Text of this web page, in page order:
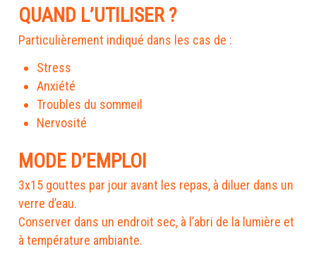
QUAND L’UTILISER ?
Particulièrement indiqué dans les cas de :
Stress
Anxiété
Troubles du sommeil
Nervosité
MODE D’EMPLOI
3x15 gouttes par jour avant les repas, à diluer dans un
verre d’eau.
Conserver dans un endroit sec, à l’abri de la lumière et
à température ambiante.